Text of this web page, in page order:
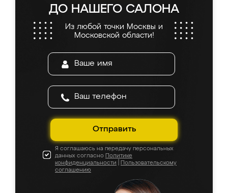
ДО НАШЕГО САЛОНА
Из любой точки Москвы и
Московской области!
Отправить
Я соглашаюсь на передачу персональных
данных согласно Политике
конфиденциальности
Пользовательскому
соглашению